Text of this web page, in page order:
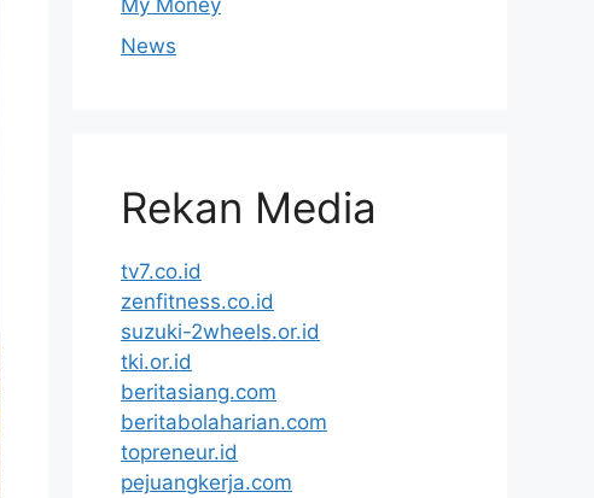
My Money
News
Rekan Media
tv7.co.id
zenfitness.co.id
suzuki-2wheels.or.id
tki.or.id
beritasiang.com
beritabolaharian.com
topreneur.id
pejuangkerja.com